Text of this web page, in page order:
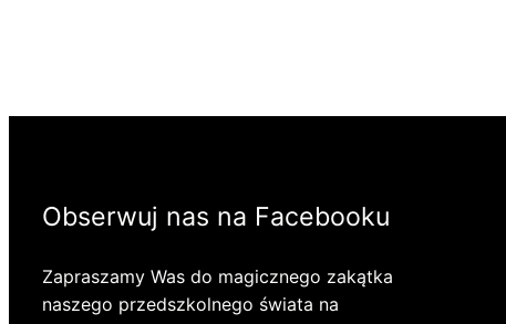
Obserwuj nas na Facebooku
Zapraszamy Was do magicznego zakątka
naszego przedszkolnego świata na